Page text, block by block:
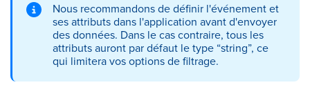
Nous recommandons de définir l'événement et
ses attributs dans l'application avant d'envoyer
des données. Dans le cas contraire, tous les
attributs auront par défaut le type “string”, ce
qui limitera vos options de filtrage.